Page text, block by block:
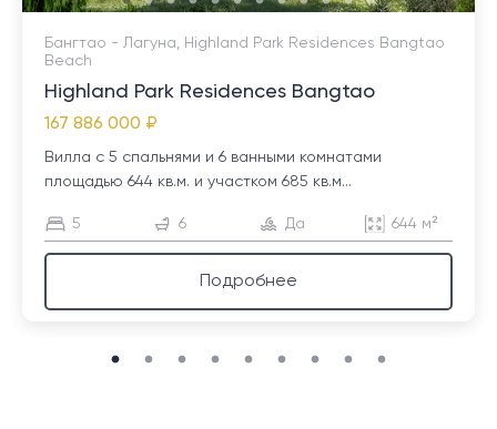
Бангтао - Лагуна, Highland Park Residences Bangtao
Beach
Highland Park Residences Bangtao
167 886 000 ₽
Вилла с 5 спальнями и 6 ванными комнатами
площадью 644 кв.м. и участком 685 кв.м...
5 6 Да 644 м²
Подробнее